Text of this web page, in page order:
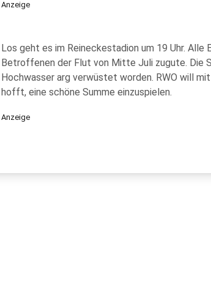
Anzeige
Los geht es im Reineckestadion um 19 Uhr. Alle
Betroffenen der Flut von Mitte Juli zugute. Die
Hochwasser arg verwüstet worden. RWO will
hofft, eine schöne Summe einzuspielen.
Anzeige